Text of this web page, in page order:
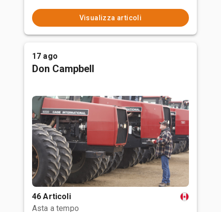
Visualizza articoli
17 ago
Don Campbell
46 Articoli
Asta a tempo